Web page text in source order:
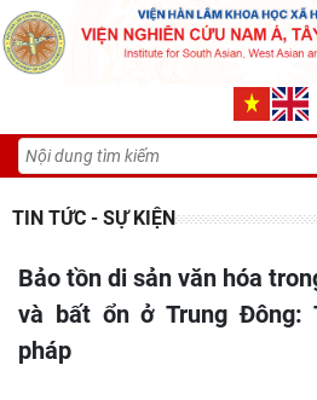
TIN TỨC - SỰ KIỆN
Bảo tồn di sản văn hóa trong bối cảnh xung đột
và bất ổn ở Trung Đông:
pháp